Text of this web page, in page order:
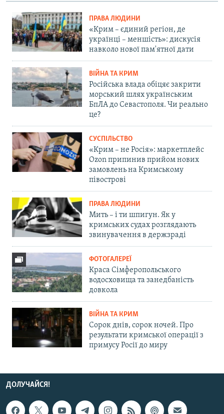
ПРАВА ЛЮДИНИ
«Крим – єдиний регіон, де
українці – меншість»: дискусія
навколо нової пам'ятної дати
ВІЙНА ТА КРИМ
Російська влада обіцяє закрити
морський шлях українським
БпЛА до Севастополя. Чи реально
це?
СУСПІЛЬСТВО
«Крим – не Росія»: маркетплейс
Ozon припинив прийом нових
замовлень на Кримському
півострові
ПРАВА ЛЮДИНИ
Мить – і ти шпигун. Як у
кримських судах розглядають
звинувачення в держзраді
ФОТОГАЛЕРЕЇ
Краса Сімферопольського
водосховища та занедбаність
довкола
ВІЙНА ТА КРИМ
Сорок днів, сорок ночей. Про
результати кримської операції з
примусу Росії до миру
ДОЛУЧАЙСЯ!